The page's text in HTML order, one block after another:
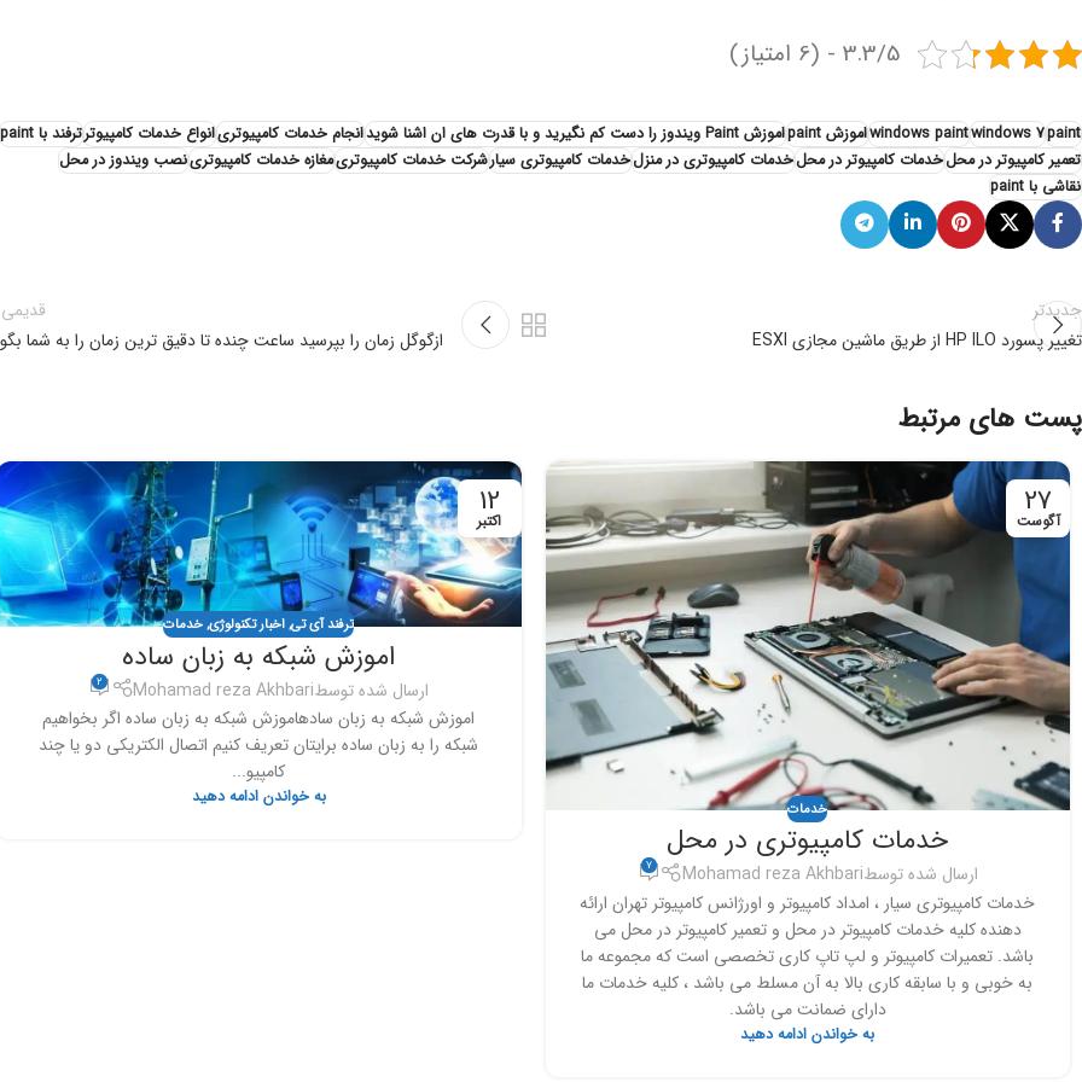
3.3/5 - (6 امتیاز)
paint
windows 7
windows paintاموزش paint اموزش Paint ویندوز را دست کم نگیرید و با قدرت های ان اشنا شوید انجام خدمات کامپیوتریانواع خدمات کامپیوترترفند با paint
تعمیر کامپیوتر در محلخدمات کامپیوتر در محلخدمات کامپیوتری در منزلخدمات کامپیوتری سیارشرکت خدمات کامپیوتریمغازه خدمات کامپیوترینصب ویندوز در محل
نقاشی با paint
جدیدتر
تغییر پسورد HP ILO از طریق ماشین مجازی ESXI
قدیمی
ازگوگل زمان را بپرسید ساعت چنده تا دقیق ترین زمان را به شما
پست های مرتبط
27
آگوست
خدمات
خدمات کامپیوتری در محل
ارسال شده توسطMohamad reza Akhbari
7
خدمات کامپیوتری سیار ، امداد کامپیوتر و اورژانس کامپیوتر تهران ارائه
دهنده کلیه خدمات کامپیوتر در محل و تعمیر کامپیوتر در محل می
باشد. تعمیرات کامپیوتر و لپ تاپ کاری تخصصی است که مجموعه ما
به خوبی و با سابقه کاری بالا به آن مسلط می باشد ، کلیه خدمات ما
دارای ضمانت می باشد.
به خواندن ادامه دهید
12
اکتبر
ترفند آی تی,اخبار تکنولوژی,خدمات
اموزش شبکه به زبان ساده
ارسال شده توسطMohamad reza Akhbari
2
اموزش شبکه به زبان سادهاموزش شبکه به زبان ساده اگر بخواهیم
شبکه را به زبان ساده برایتان تعریف کنیم اتصال الکتریکی دو یا چند
کامپیو...
به خواندن ادامه دهید